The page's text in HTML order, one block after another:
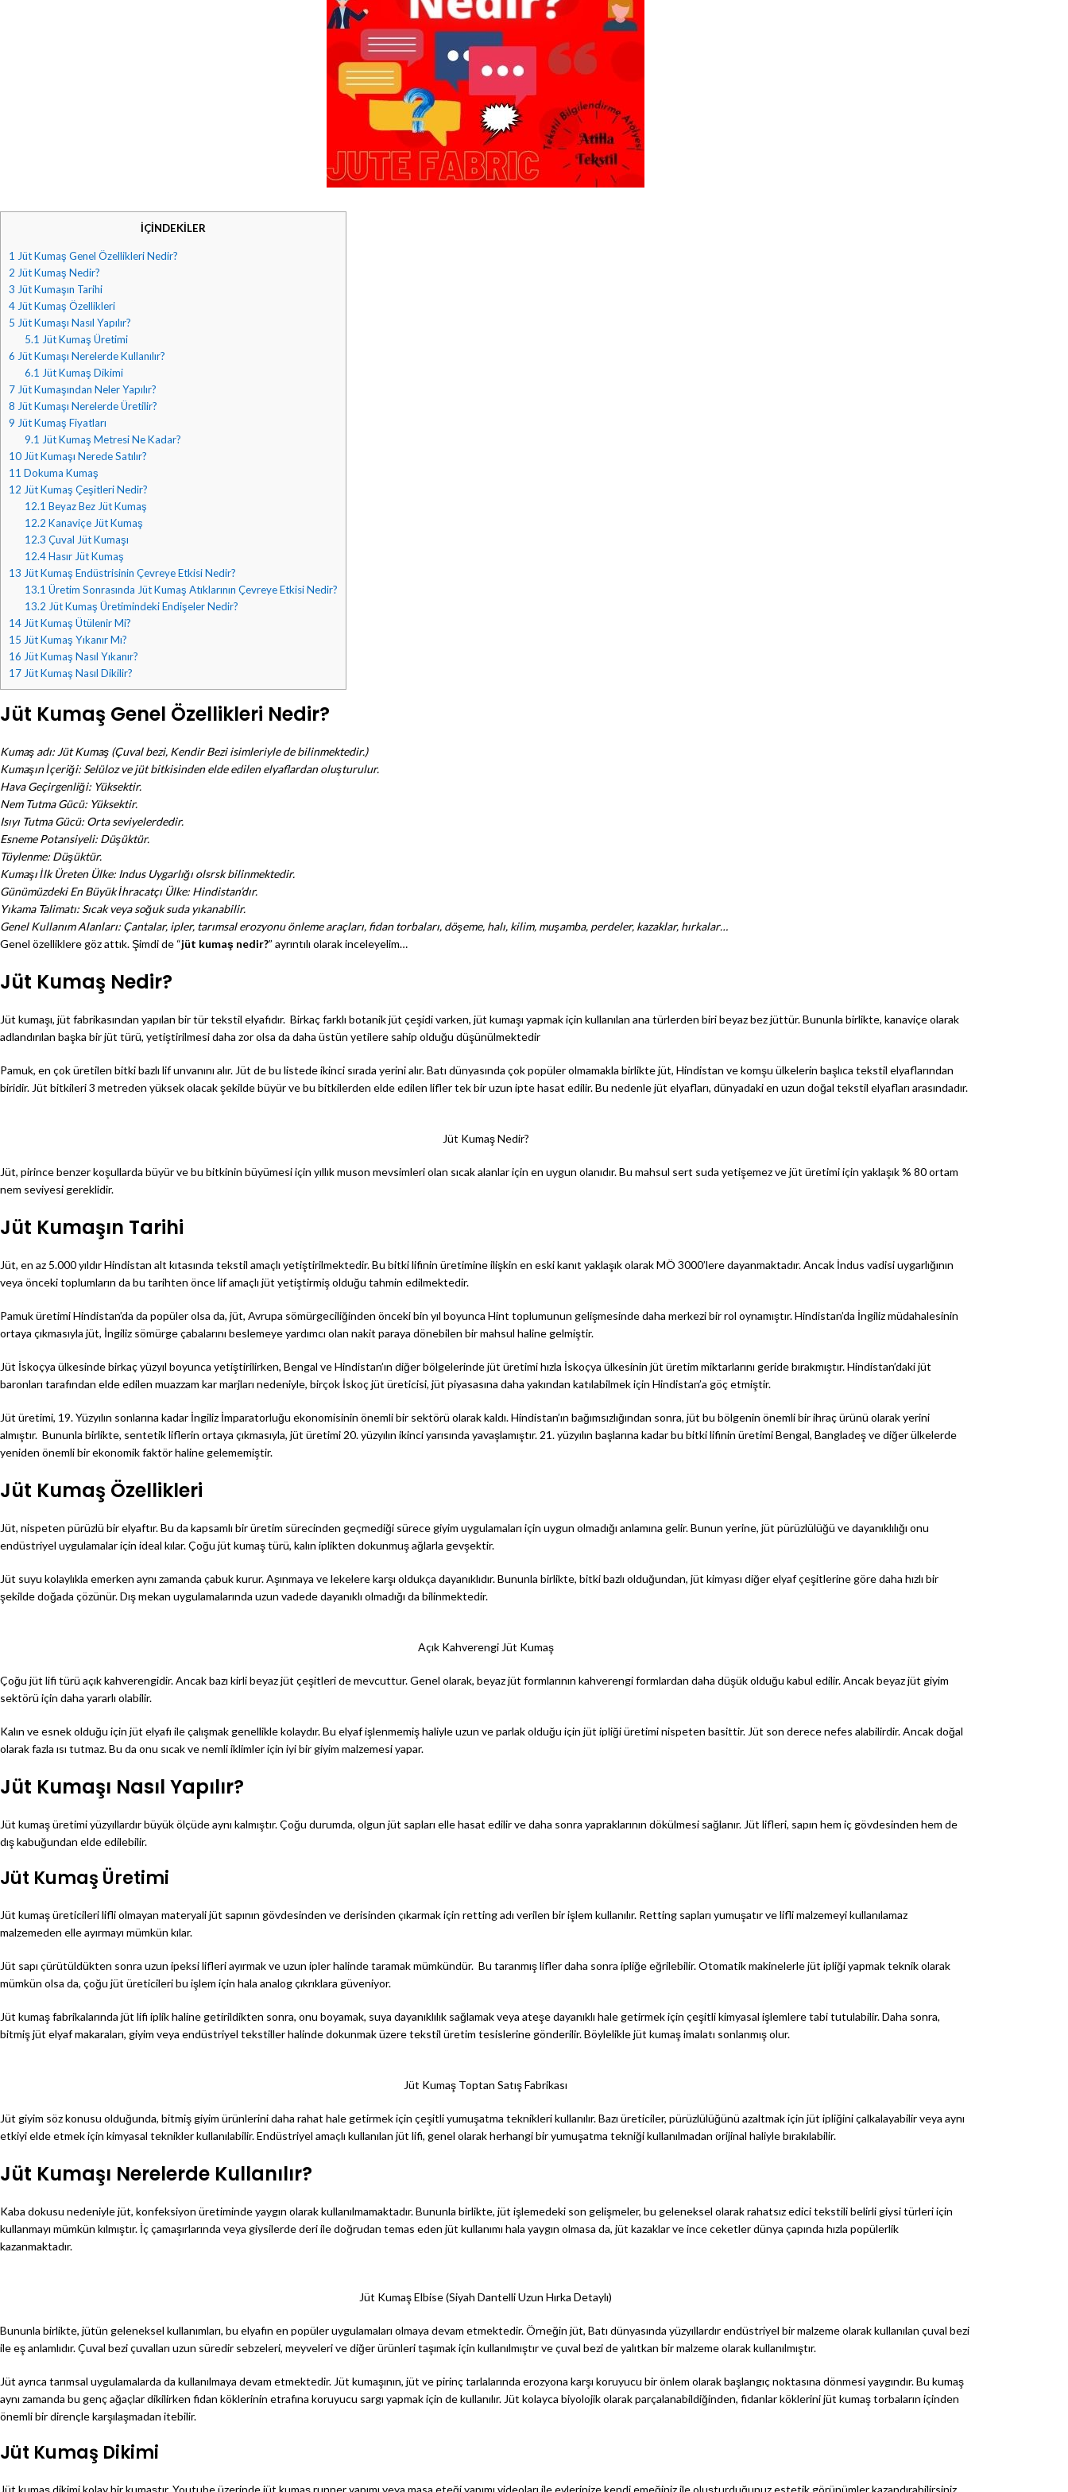
İÇİNDEKİLER
1 Jüt Kumaş Genel Özellikleri Nedir?
2 Jüt Kumaş Nedir?
3 Jüt Kumaşın Tarihi
4 Jüt Kumaş Özellikleri
5 Jüt Kumaşı Nasıl Yapılır?
5.1 Jüt Kumaş Üretimi
6 Jüt Kumaşı Nerelerde Kullanılır?
6.1 Jüt Kumaş Dikimi
7 Jüt Kumaşından Neler Yapılır?
8 Jüt Kumaşı Nerelerde Üretilir?
9 Jüt Kumaş Fiyatları
9.1 Jüt Kumaş Metresi Ne Kadar?
10 Jüt Kumaşı Nerede Satılır?
11 Dokuma Kumaş
12 Jüt Kumaş Çeşitleri Nedir?
12.1 Beyaz Bez Jüt Kumaş
12.2 Kanaviçe Jüt Kumaş
12.3 Çuval Jüt Kumaşı
12.4Hasır Jüt Kumaş
13 Jüt Kumaş Endüstrisinin Çevreye Etkisi Nedir?
13.1 Üretim Sonrasında Jüt Kumaş Atıklarının Çevreye Etkisi Nedir?
13.2 Jüt Kumaş Üretimindeki Endişeler Nedir?
14 Jüt Kumaş Ütülenir Mi?
15 Jüt Kumaş Yıkanır Mı?
16 Jüt Kumaş Nasıl Yıkanır?
17 Jüt Kumaş Nasıl Dikilir?
Jüt Kumaş Genel Özellikleri Nedir?
Kumaş adı: Jüt Kumaş (Çuval bezi, Kendir Bezi isimleriyle de bilinmektedir.)
Kumaşın İçeriği: Selüloz ve jüt bitkisinden elde edilen elyaflardan oluşturulur.
Hava Geçirgenliği: Yüksektir.
Nem Tutma Gücü: Yüksektir.
Isıyı Tutma Gücü: Orta seviyelerdedir.
Esneme Potansiyeli: Düşüktür.
Tüylenme: Düşüktür.
Kumaşı İlk Üreten Ülke: Indus Uygarlığı olsrsk bilinmektedir.
Günümüzdeki En Büyük İhracatçı Ülke: Hindistan’dır.
Yıkama Talimatı: Sıcak veya soğuk suda yıkanabilir.
Genel Kullanım Alanları: Çantalar, ipler, tarımsal erozyonu önleme araçları, fidan torbaları, döşeme, halı, kilim, muşamba, perdeler, kazaklar, hırkalar…
Genel özelliklere göz attık. Şimdi de “jüt kumaş nedir?” ayrıntılı olarak inceleyelim…
Jüt Kumaş Nedir?
Jüt kumaşı, jüt fabrikasından yapılan bir tür tekstil elyafıdır. Birkaç farklı botanik jüt çeşidi varken, jüt kumaşı yapmak için kullanılan ana türlerden biri beyaz bez jüttür. Bununla birlikte, kanaviçe olarak
adlandırılan başka bir jüt türü, yetiştirilmesi daha zor olsa da daha üstün yetilere sahip olduğu düşünülmektedir
Pamuk, en çok üretilen bitki bazlı lif unvanını alır. Jüt de bu listede ikinci sırada yerini alır. Batı dünyasında çok popüler olmamakla birlikte jüt, Hindistan ve komşu ülkelerin başlıca tekstil elyaflarından
biridir. Jüt bitkileri 3 metreden yüksek olacak şekilde büyür ve bu bitkilerden elde edilen lifler tek bir uzun ipte hasat edilir. Bu nedenle jüt elyafları, dünyadaki en uzun doğal tekstil elyafları arasındadır.
Jüt Kumaş Nedir?
Jüt, pirince benzer koşullarda büyür ve bu bitkinin büyümesi için yıllık muson mevsimleri olan sıcak alanlar için en uygun olanıdır. Bu mahsul sert suda yetişemez ve jüt üretimi için yaklaşık % 80 ortam
nem seviyesi gereklidir.
Jüt Kumaşın Tarihi
Jüt, en az 5.000 yıldır Hindistan alt kıtasında tekstil amaçlı yetiştirilmektedir. Bu bitki lifinin üretimine ilişkin en eski kanıt yaklaşık olarak MÖ 3000’lere dayanmaktadır. Ancak İndus vadisi uygarlığının
veya önceki toplumların da bu tarihten önce lif amaçlı jüt yetiştirmiş olduğu tahmin edilmektedir.
Pamuk üretimi Hindistan’da da popüler olsa da, jüt, Avrupa sömürgeciliğinden önceki bin yıl boyunca Hint toplumunun gelişmesinde daha merkezi bir rol oynamıştır. Hindistan’da İngiliz müdahalesinin
ortaya çıkmasıyla jüt, İngiliz sömürge çabalarını beslemeye yardımcı olan nakit paraya dönebilen bir mahsul haline gelmiştir.
Jüt İskoçya ülkesinde birkaç yüzyıl boyunca yetiştirilirken, Bengal ve Hindistan’ın diğer bölgelerinde jüt üretimi hızla İskoçya ülkesinin jüt üretim miktarlarını geride bırakmıştır. Hindistan’daki jüt
baronları tarafından elde edilen muazzam kar marjları nedeniyle, birçok İskoç jüt üreticisi, jüt piyasasına daha yakından katılabilmek için Hindistan’a göç etmiştir.
Jüt üretimi, 19. Yüzyılın sonlarına kadar İngiliz İmparatorluğu ekonomisinin önemli bir sektörü olarak kaldı. Hindistan’ın bağımsızlığından sonra, jüt bu bölgenin önemli bir ihraç ürünü olarak yerini
almıştır. Bununla birlikte, sentetik liflerin ortaya çıkmasıyla, jüt üretimi 20. yüzyılın ikinci yarısında yavaşlamıştır. 21. yüzyılın başlarına kadar bu bitki lifinin üretimi Bengal, Bangladeş ve diğer ülkelerde
yeniden önemli bir ekonomik faktör haline gelememiştir.
Jüt Kumaş Özellikleri
Jüt, nispeten pürüzlü bir elyaftır. Bu da kapsamlı bir üretim sürecinden geçmediği sürece giyim uygulamaları için uygun olmadığı anlamına gelir. Bunun yerine, jüt pürüzlülüğü ve dayanıklılığı onu
endüstriyel uygulamalar için ideal kılar. Çoğu jüt kumaş türü, kalın iplikten dokunmuş ağlarla gevşektir.
Jüt suyu kolaylıkla emerken aynı zamanda çabuk kurur. Aşınmaya ve lekelere karşı oldukça dayanıklıdır. Bununla birlikte, bitki bazlı olduğundan, jüt kimyası diğer elyaf çeşitlerine göre daha hızlı bir
şekilde doğada çözünür. Dış mekan uygulamalarında uzun vadede dayanıklı olmadığı da bilinmektedir.
Açık Kahverengi Jüt Kumaş
Çoğu jüt lifi türü açık kahverengidir. Ancak bazı kirli beyaz jüt çeşitleri de mevcuttur. Genel olarak, beyaz jüt formlarının kahverengi formlardan daha düşük olduğu kabul edilir. Ancak beyaz jüt giyim
sektörü için daha yararlı olabilir.
Kalın ve esnek olduğu için jüt elyafı ile çalışmak genellikle kolaydır. Bu elyaf işlenmemiş haliyle uzun ve parlak olduğu için jüt ipliği üretimi nispeten basittir. Jüt son derece nefes alabilirdir. Ancak doğal
olarak fazla ısı tutmaz. Bu da onu sıcak ve nemli iklimler için iyi bir giyim malzemesi yapar.
Jüt Kumaşı Nasıl Yapılır?
Jüt kumaş üretimi yüzyıllardır büyük ölçüde aynı kalmıştır. Çoğu durumda, olgun jüt sapları elle hasat edilir ve daha sonra yapraklarının dökülmesi sağlanır. Jüt lifleri, sapın hem iç gövdesinden hem de
dış kabuğundan elde edilebilir.
Jüt Kumaş Üretimi
Jüt kumaş üreticileri lifli olmayan materyali jüt sapının gövdesinden ve derisinden çıkarmak için retting adı verilen bir işlem kullanılır. Retting sapları yumuşatır ve lifli malzemeyi kullanılamaz
malzemeden elle ayırmayı mümkün kılar.
Jüt sapı çürütüldükten sonra uzun ipeksi lifleri ayırmak ve uzun ipler halinde taramak mümkündür. Bu taranmış lifler daha sonra ipliğe eğrilebilir. Otomatik makinelerle jüt ipliği yapmak teknik olarak
mümkün olsa da, çoğu jüt üreticileri bu işlem için hala analog çıkrıklara güveniyor.
Jüt kumaş fabrikalarında jüt lifi iplik haline getirildikten sonra, onu boyamak, suya dayanıklılık sağlamak veya ateşe dayanıklı hale getirmek için çeşitli kimyasal işlemlere tabi tutulabilir. Daha sonra,
bitmiş jüt elyaf makaraları, giyim veya endüstriyel tekstiller halinde dokunmak üzere tekstil üretim tesislerine gönderilir. Böylelikle jüt kumaş imalatı sonlanmış olur.
Jüt Kumaş Toptan Satış Fabrikası
Jüt giyim söz konusu olduğunda, bitmiş giyim ürünlerini daha rahat hale getirmek için çeşitli yumuşatma teknikleri kullanılır. Bazı üreticiler, pürüzlülüğünü azaltmak için jüt ipliğini çalkalayabilir veya aynı
etkiyi elde etmek için kimyasal teknikler kullanılabilir. Endüstriyel amaçlı kullanılan jüt lifi, genel olarak herhangi bir yumuşatma tekniği kullanılmadan orijinal haliyle bırakılabilir.
Jüt Kumaşı Nerelerde Kullanılır?
Kaba dokusu nedeniyle jüt, konfeksiyon üretiminde yaygın olarak kullanılmamaktadır. Bununla birlikte, jüt işlemedeki son gelişmeler, bu geleneksel olarak rahatsız edici tekstili belirli giysi türleri için
kullanmayı mümkün kılmıştır. İç çamaşırlarında veya giysilerde deri ile doğrudan temas eden jüt kullanımı hala yaygın olmasa da, jüt kazaklar ve ince ceketler dünya çapında hızla popülerlik
kazanmaktadır.
Jüt Kumaş Elbise (Siyah Dantelli Uzun Hırka Detaylı)
Bununla birlikte, jütün geleneksel kullanımları, bu elyafın en popüler uygulamaları olmaya devam etmektedir. Örneğin jüt, Batı dünyasında yüzyıllardır endüstriyel bir malzeme olarak kullanılan çuval bezi
ile eş anlamlıdır. Çuval bezi çuvalları uzun süredir sebzeleri, meyveleri ve diğer ürünleri taşımak için kullanılmıştır ve çuval bezi de yalıtkan bir malzeme olarak kullanılmıştır.
Jüt ayrıca tarımsal uygulamalarda da kullanılmaya devam etmektedir. Jüt kumaşının, jüt ve pirinç tarlalarında erozyona karşı koruyucu bir önlem olarak başlangıç ​​noktasına dönmesi yaygındır. Bu kumaş
aynı zamanda bu genç ağaçlar dikilirken fidan köklerinin etrafına koruyucu sargı yapmak için de kullanılır. Jüt kolayca biyolojik olarak parçalanabildiğinden, fidanlar köklerini jüt kumaş torbaların içinden
önemli bir dirençle karşılaşmadan itebilir.
Jüt Kumaş Dikimi
Jüt kumaş dikimi kolay bir kumaştır. Youtube üzerinde jüt kumaş runner yapımı veya masa eteği yapımı videoları ile evlerinize kendi emeğiniz ile oluşturduğunuz estetik görünümler kazandırabilirsiniz.